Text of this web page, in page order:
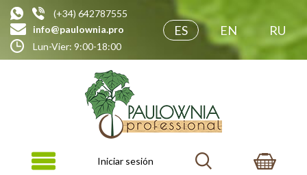
(+34) 642787555
info@paulownia.pro
Lun-Vier: 9:00-18:00
ES EN RU
Iniciar sesión